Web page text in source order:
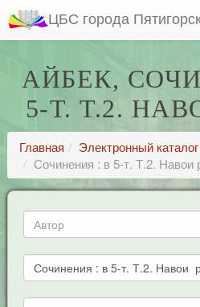
ЦБС города
АЙБЕК,
5-Т. Т.2.
Главная
Электронный каталог
Сочинения : в 5-т. Т.2. Навои